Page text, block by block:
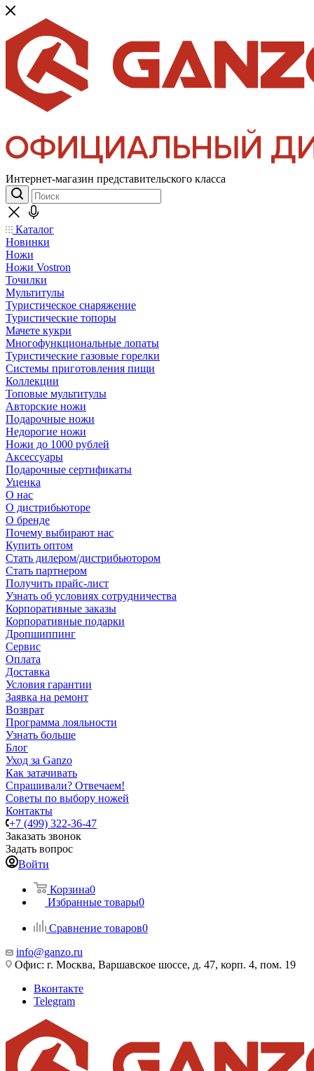
Интернет-магазин представительского класса
Каталог
Новинки
Ножи
Ножи Vostron
Точилки
Мультитулы
Туристическое снаряжение
Туристические топоры
Мачете кукри
Многофункциональные лопаты
Туристические газовые горелки
Системы приготовления пищи
Коллекции
Топовые мультитулы
Авторские ножи
Подарочные ножи
Недорогие ножи
Ножи до 1000 рублей
Аксессуары
Подарочные сертификаты
Уценка
О нас
О дистрибьюторе
О бренде
Почему выбирают нас
Купить оптом
Стать дилером/дистрибьютором
Стать партнером
Получить прайс-лист
Узнать об условиях сотрудничества
Корпоративные заказы
Корпоративные подарки
Дропшиппинг
Сервис
Оплата
Доставка
Условия гарантии
Заявка на ремонт
Возврат
Программа лояльности
Узнать больше
Блог
Уход за Ganzo
Как затачивать
Спрашивали? Отвечаем!
Советы по выбору ножей
Контакты
+7 (499) 322-36-47
Заказать звонок
Задать вопрос
Войти
Корзина0
Избранные товары0
Сравнение товаров0
info@ganzo.ru
Офис: г. Москва, Варшавское шоссе, д. 47, корп. 4, пом. 19
Вконтакте
Telegram